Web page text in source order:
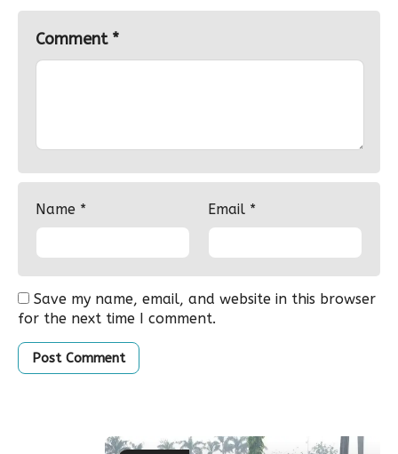
Comment *
Name * Email *
Save my name, email, and website in this browser
for the next time I comment.